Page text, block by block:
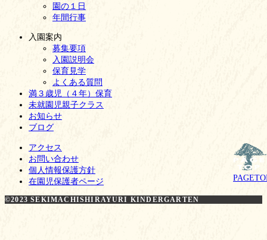
園の１日
年間行事
入園案内
募集要項
入園説明会
保育見学
よくある質問
満３歳児（４年）保育
未就園児親子クラス
お知らせ
ブログ
アクセス
お問い合わせ
個人情報保護方針
在園児保護者ページ
©2023 SEKIMACHISHIRAYURI KINDERGARTEN